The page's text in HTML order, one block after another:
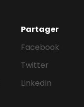
Partager
Facebook
Twitter
LinkedIn